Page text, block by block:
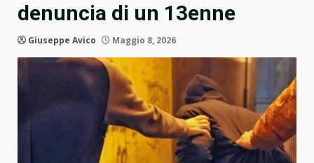
denuncia di un 13enne
Giuseppe Avico Maggio 8, 2026